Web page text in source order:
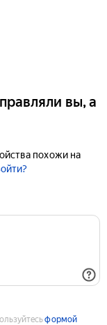
вы, а
похожи на
формой